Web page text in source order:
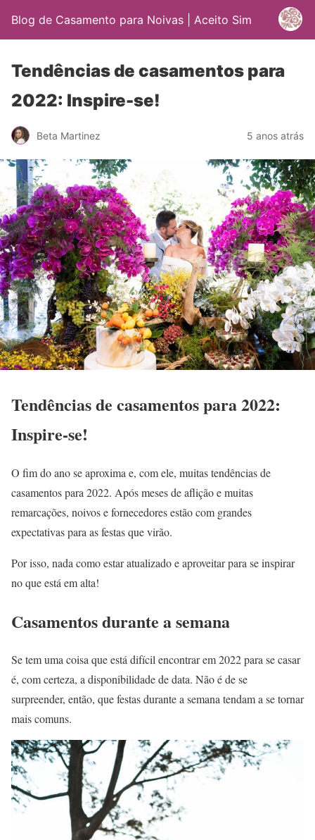
Blog de Casamento para Noivas | Aceito Sim
Tendências de casamentos para
2022: Inspire-se!
Beta Martinez 5 anos atrás
Tendências de casamentos para 2022:
Inspire-se!
O fim do ano se aproxima e, com ele, muitas tendências de
casamentos para 2022. Após meses de aflição e muitas
remarcações, noivos e fornecedores estão com grandes
expectativas para as festas que virão.
Por isso, nada como estar atualizado e aproveitar para se inspirar
no que está em alta!
Casamentos durante a semana
Se tem uma coisa que está difícil encontrar em 2022 para se casar
é, com certeza, a disponibilidade de data. Não é de se
surpreender, então, que festas durante a semana tendam a se tornar
mais comuns.